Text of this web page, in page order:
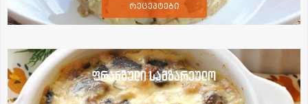
რეცეპტები
ფრანგული სამზარეულო